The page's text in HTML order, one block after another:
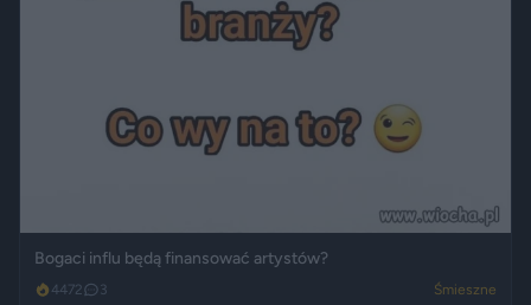
Bogaci influ będą finansować artystów?
4472 3 Śmieszne